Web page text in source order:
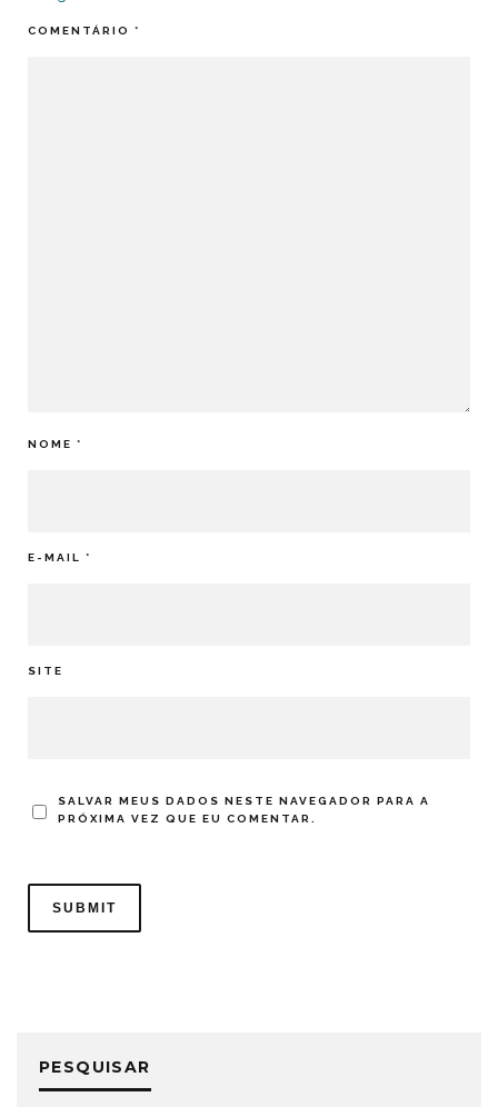
COMENTÁRIO *
NOME *
E-MAIL *
SITE
SALVAR MEUS DADOS NESTE NAVEGADOR PARA A
PRÓXIMA VEZ QUE EU COMENTAR.
PESQUISAR